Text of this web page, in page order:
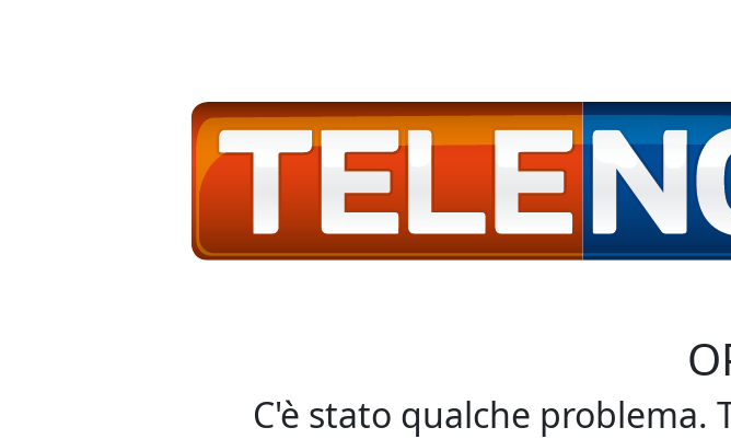
C'è stato qualche problema.